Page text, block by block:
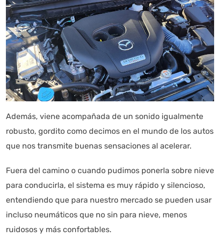
Además, viene acompañada de un sonido igualmente
robusto, gordito como decimos en el mundo de los autos
que nos transmite buenas sensaciones al acelerar.
Fuera del camino o cuando pudimos ponerla sobre nieve
para conducirla, el sistema es muy rápido y silencioso,
entendiendo que para nuestro mercado se pueden usar
incluso neumáticos que no sin para nieve, menos
ruidosos y más confortables.